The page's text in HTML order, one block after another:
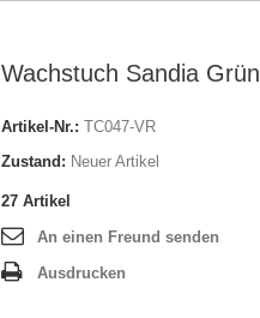
Wachstuch Sandia Grün
Artikel-Nr.: TC047-VR
Zustand: Neuer Artikel
27 Artikel
An einen Freund senden
Ausdrucken